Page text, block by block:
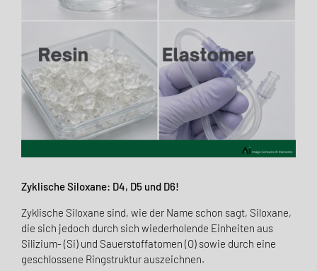
Zyklische Siloxane: D4, D5 und D6!
Zyklische Siloxane sind, wie der Name schon sagt, Siloxane,
die sich jedoch durch sich wiederholende Einheiten aus
Silizium- (Si) und Sauerstoffatomen (O) sowie durch eine
geschlossene Ringstruktur auszeichnen.